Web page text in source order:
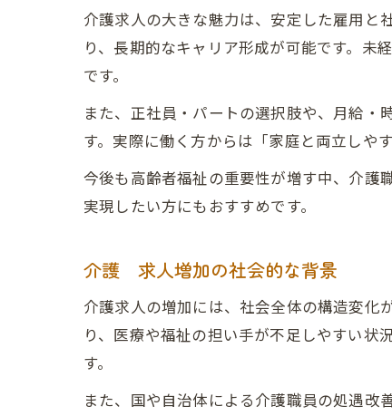
介護求人の大きな魅力は、安定した雇用と
り、長期的なキャリア形成が可能です。未
です。
また、正社員・パートの選択肢や、月給・
す。実際に働く方からは「家庭と両立しや
今後も高齢者福祉の重要性が増す中、介護
実現したい方にもおすすめです。
介護 求人増加の社会的な背景
介護求人の増加には、社会全体の構造変化
り、医療や福祉の担い手が不足しやすい状
す。
また、国や自治体による介護職員の処遇改